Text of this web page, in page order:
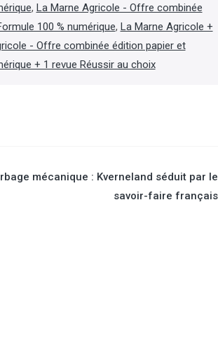
, La Marne Agricole - Offre combinée
100 % numérique, La Marne Agricole +
- Offre combinée édition papier et
+ 1 revue Réussir au choix
mécanique : Kverneland séduit par le
savoir-faire français
des
de
sur les
» des
sur des vaches laitières
Suisse est également présent
l’est de la France et en
rapporte la plateforme
Epidémiosurveillance en santé